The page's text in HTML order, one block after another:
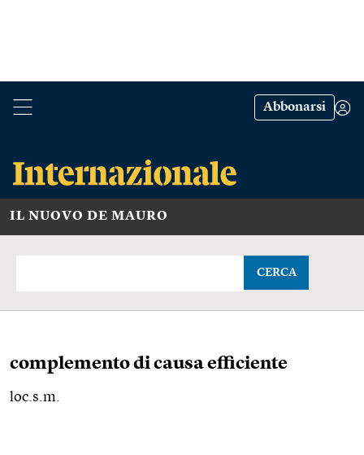
Abbonarsi
IL NUOVO DE MAURO
CERCA
complemento di causa efficiente
loc.s.m.